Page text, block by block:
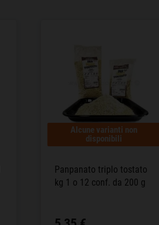
Alcune varianti non
disponibili
Panpanato triplo tostato
kg 1 o 12 conf. da 200 g